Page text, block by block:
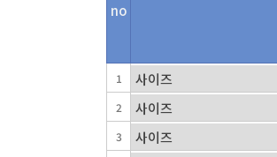
no
1
2
3